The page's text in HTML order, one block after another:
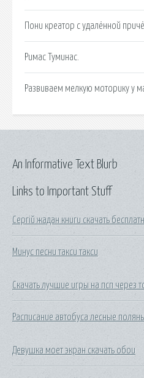
Пони креатор с удалённой
Римас Туминас.
Развиваем мелкую моторику у
Links to Important Stuff
Сергій жадан книги скачать
Минус песни такси такси
Скачать лучшие игры на псп через
Расписание автобуса лесные
Девушка моет экран скачать обои
An Informative Text Blurb